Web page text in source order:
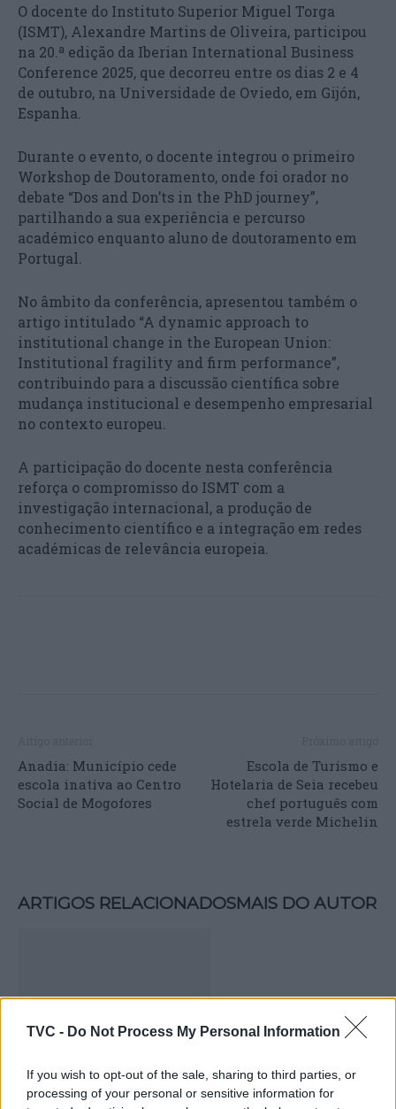
TVC - Do Not Process My Personal Information
If you wish to opt-out of the sale, sharing to third parties, or
processing of your personal or sensitive information for
O docente do Instituto Superior Miguel Torga
(ISMT), Alexandre Martins de Oliveira, participou
na 20.ª edição da Iberian International Business
Conference 2025, que decorreu entre os dias 2 e 4
de outubro, na Universidade de Oviedo, em Gijón,
Espanha.
Durante o evento, o docente integrou o primeiro
Workshop de Doutoramento, onde foi orador no
debate “Dos and Don’ts in the PhD journey”,
partilhando a sua experiência e percurso
académico enquanto aluno de doutoramento em
Portugal.
No âmbito da conferência, apresentou também o
artigo intitulado “A dynamic approach to
institutional change in the European Union:
Institutional fragility and firm performance”,
contribuindo para a discussão científica sobre
mudança institucional e desempenho empresarial
no contexto europeu.
A participação do docente nesta conferência
reforça o compromisso do ISMT com a
investigação internacional, a produção de
conhecimento científico e a integração em redes
académicas de relevância europeia.
Anadia: Município cede
escola inativa ao Centro
Social de Mogofores
Escola de Turismo e
Hotelaria de Seia recebeu
chef português com
estrela verde Michelin
ARTIGOS RELACIONADOSMAIS DO AUTOR
Deputados do PSD saúdam Banda